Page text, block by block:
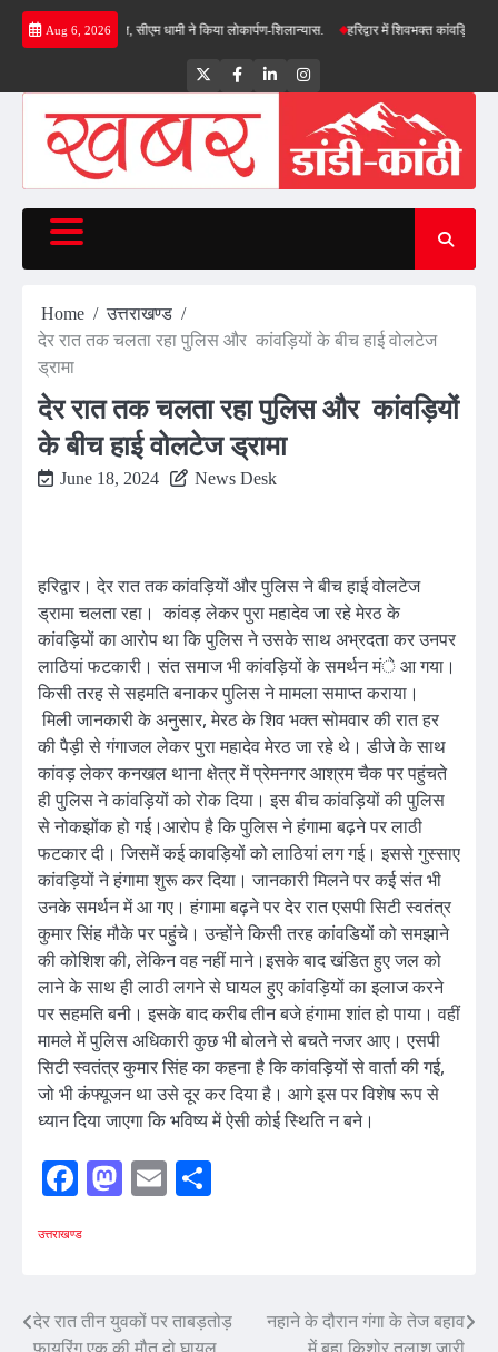
Skip
Aug 6, 2026
की सौगात, सीएम धामी ने किया लोकार्पण-शिलान्यास. हरिद्वार में शिवभक्त कांवड़ियों पर पुष्पवर्षा,
TwitterFacebookLinkedInInstagram
Home
उत्तराखण्ड
देर रात तक चलता रहा पुलिस और कांवड़ियों के बीच हाई वोलटेज
ड्रामा
देर रात तक चलता रहा पुलिस और कांवड़ियों
के बीच हाई वोलटेज ड्रामा
June 18, 2024 News Desk
हरिद्वार। देर रात तक कांवड़ियों और पुलिस ने बीच हाई वोलटेज
ड्रामा चलता रहा। कांवड़ लेकर पुरा महादेव जा रहे मेरठ के
कांवड़ियों का आरोप था कि पुलिस ने उसके साथ अभ्रदता कर उनपर
लाठियां फटकारी। संत समाज भी कांवड़ियों के समर्थन मंे आ गया।
किसी तरह से सहमति बनाकर पुलिस ने मामला समाप्त कराया।
मिली जानकारी के अनुसार, मेरठ के शिव भक्त सोमवार की रात हर
की पैड़ी से गंगाजल लेकर पुरा महादेव मेरठ जा रहे थे। डीजे के साथ
कांवड़ लेकर कनखल थाना क्षेत्र में प्रेमनगर आश्रम चैक पर पहुंचते
ही पुलिस ने कांवड़ियों को रोक दिया। इस बीच कांवड़ियों की पुलिस
से नोकझोंक हो गई।आरोप है कि पुलिस ने हंगामा बढ़ने पर लाठी
फटकार दी। जिसमें कई कावड़ियों को लाठियां लग गई। इससे गुस्साए
कांवड़ियों ने हंगामा शुरू कर दिया। जानकारी मिलने पर कई संत भी
उनके समर्थन में आ गए। हंगामा बढ़ने पर देर रात एसपी सिटी स्वतंत्र
कुमार सिंह मौके पर पहुंचे। उन्होंने किसी तरह कांवडियों को समझाने
की कोशिश की, लेकिन वह नहीं माने।इसके बाद खंडित हुए जल को
लाने के साथ ही लाठी लगने से घायल हुए कांवड़ियों का इलाज करने
पर सहमति बनी। इसके बाद करीब तीन बजे हंगामा शांत हो पाया। वहीं
मामले में पुलिस अधिकारी कुछ भी बोलने से बचते नजर आए। एसपी
सिटी स्वतंत्र कुमार सिंह का कहना है कि कांवड़ियों से वार्ता की गई,
जो भी कंफ्यूजन था उसे दूर कर दिया है। आगे इस पर विशेष रूप से
ध्यान दिया जाएगा कि भविष्य में ऐसी कोई स्थिति न बने।
Facebook
Mastodon
Email
उत्तराखण्ड
Post
देर रात तीन युवकों पर ताबड़तोड़
नहाने के दौरान गंगा के तेज बहाव